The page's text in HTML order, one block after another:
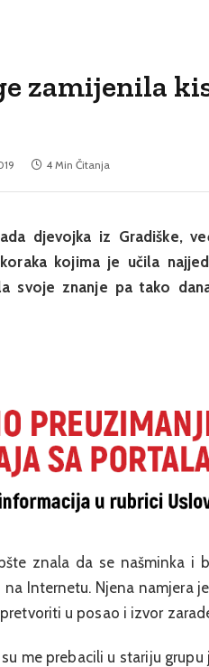
zamijenila
4 Min Čitanja
djevojka iz Gradiške,
kojima je učila
svoje znanje pa tako
znala da se našminka i
Internetu. Njena namjera
u posao i izvor
me prebacili u stariju